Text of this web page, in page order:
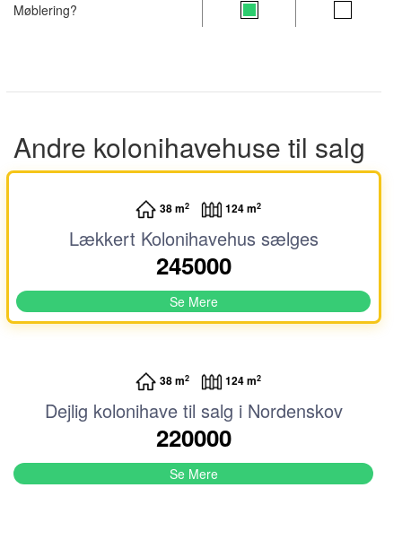
Møblering?
Andre kolonihavehuse til salg
38 m2 124 m2
Lækkert Kolonihavehus sælges
245000
Se Mere
38 m2 124 m2
Dejlig kolonihave til salg i Nordenskov
220000
Se Mere